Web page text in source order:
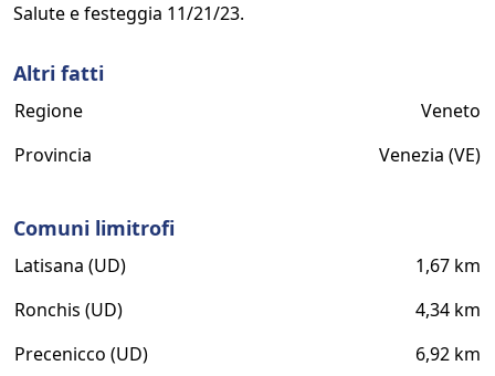
Salute e festeggia 11/21/23.
Altri fatti
Regione
Veneto
Provincia
Venezia (VE)
Comuni limitrofi
Latisana (UD)
1,67 km
Ronchis (UD)
4,34 km
Precenicco (UD)
6,92 km